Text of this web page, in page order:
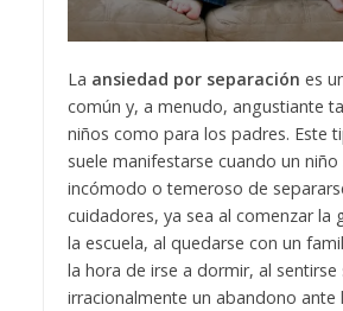
La ansiedad por separación es
común y, a menudo, angustiante
niños como para los padres. Este
suele manifestarse cuando un niño
incómodo o temeroso de
cuidadores, ya sea al comenzar la
la escuela, al quedarse con un
la hora de irse a dormir, al
irracionalmente un abandono ante